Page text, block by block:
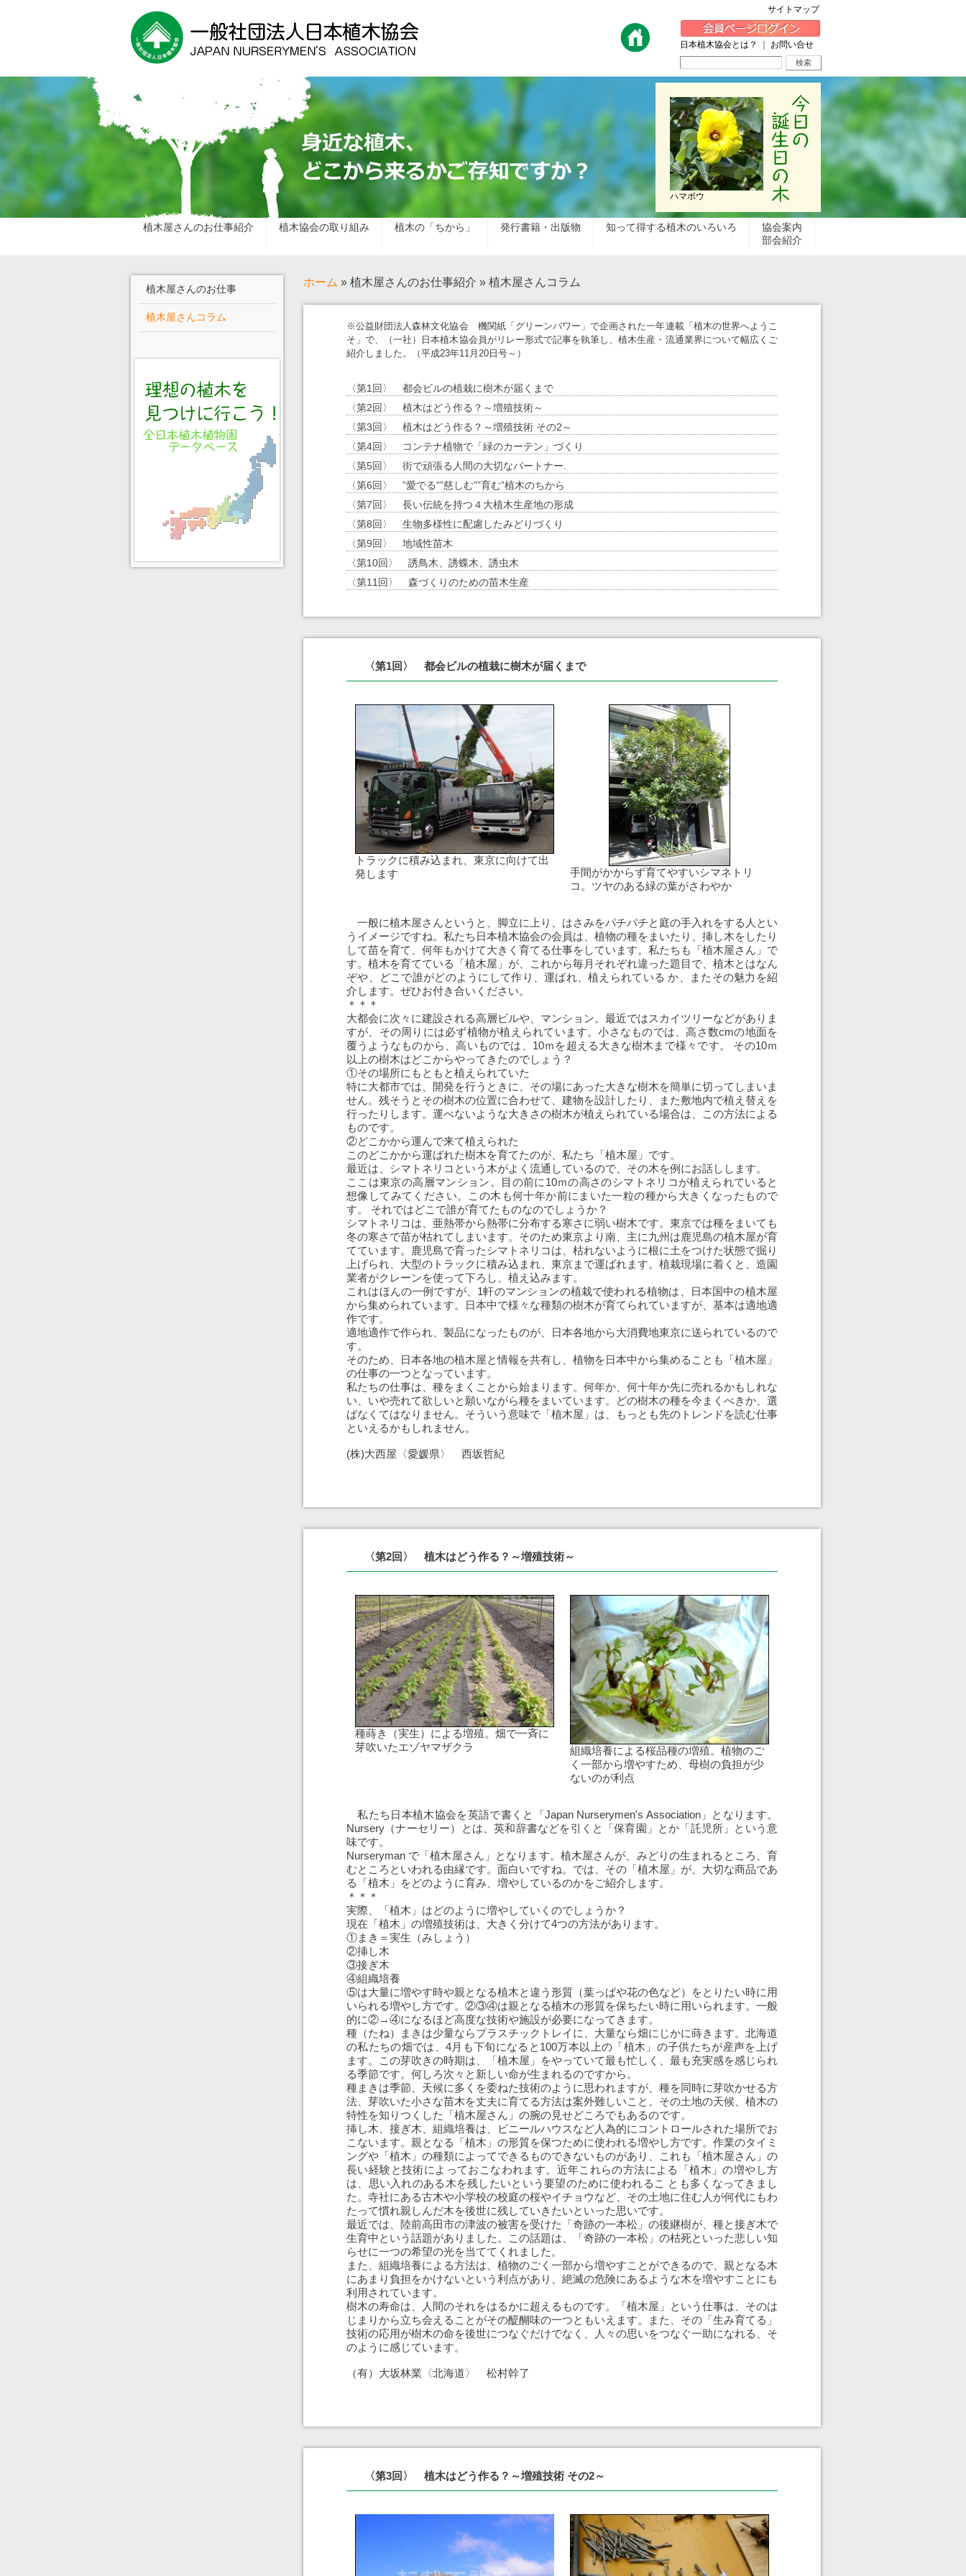
サイトマップ
日本植木協会とは？ お問い合せ
ハマボウ
植木屋さんのお仕事紹介 植木協会の取り組み 植木の「ちから」 発行書籍・出版物 知って得する植木のいろいろ
協会案内
部会紹介
ホーム » 植木屋さんのお仕事紹介 » 植木屋さんコラム
※公益財団法人森林文化協会 機関紙「グリーンパワー」で企画された一年連載「植木の世界へようこ
そ」で、（一社）日本植木協会員がリレー形式で記事を執筆し、植木生産・流通業界について幅広くご
紹介しました。（平成23年11月20日号～）
〈第1回〉 都会ビルの植栽に樹木が届くまで
〈第2回〉 植木はどう作る？～増殖技術～
〈第3回〉 植木はどう作る？～増殖技術 その2～
〈第4回〉 コンテナ植物で「緑のカーテン」づくり
〈第5回〉 街で頑張る人間の大切なパートナー.
〈第6回〉 ”愛でる””慈しむ””育む”植木のちから
〈第7回〉 長い伝統を持つ４大植木生産地の形成
〈第8回〉 生物多様性に配慮したみどりづくり
〈第9回〉 地域性苗木
〈第10回〉 誘鳥木、誘蝶木、誘虫木
〈第11回〉 森づくりのための苗木生産
〈第1回〉 都会ビルの植栽に樹木が届くまで
トラックに積み込まれ、東京に向けて出
発します
手間がかからず育てやすいシマネトリ
コ。ツヤのある緑の葉がさわやか
一般に植木屋さんというと、脚立に上り、はさみをパチパチと庭の手入れをする人とい
うイメージですね。私たち日本植木協会の会員は、植物の種をまいたり、挿し木をしたり
して苗を育て、何年もかけて大きく育てる仕事をしています。私たちも「植木屋さん」で
す。植木を育てている「植木屋」が、これから毎月それぞれ違った題目で、植木とはなん
ぞや、どこで誰がどのようにして作り、運ばれ、植えられている か、またその魅力を紹
介します。ぜひお付き合いください。
＊＊＊
大都会に次々に建設される高層ビルや、マンション。最近ではスカイツリーなどがありま
すが、その周りには必ず植物が植えられています。小さなものでは、高さ数cmの地面を
覆うようなものから、高いものでは、10ｍを超える大きな樹木まで様々です。 その10ｍ
以上の樹木はどこからやってきたのでしょう？
①その場所にもともと植えられていた
特に大都市では、開発を行うときに、その場にあった大きな樹木を簡単に切ってしまいま
せん。残そうとその樹木の位置に合わせて、建物を設計したり、また敷地内で植え替えを
行ったりします。運べないような大きさの樹木が植えられている場合は、この方法による
ものです。
②どこかから運んで来て植えられた
このどこかから運ばれた樹木を育てたのが、私たち「植木屋」です。
最近は、シマトネリコという木がよく流通しているので、その木を例にお話しします。
ここは東京の高層マンション。目の前に10ｍの高さのシマトネリコが植えられていると
想像してみてください。この木も何十年か前にまいた一粒の種から大きくなったもので
す。 それではどこで誰が育てたものなのでしょうか？
シマトネリコは、亜熱帯から熱帯に分布する寒さに弱い樹木です。東京では種をまいても
冬の寒さで苗が枯れてしまいます。そのため東京より南、主に九州は鹿児島の植木屋が育
てています。鹿児島で育ったシマトネリコは、枯れないように根に土をつけた状態で掘り
上げられ、大型のトラックに積み込まれ、東京まで運ばれます。植栽現場に着くと、造園
業者がクレーンを使って下ろし、植え込みます。
これはほんの一例ですが、1軒のマンションの植栽で使われる植物は、日本国中の植木屋
から集められています。日本中で様々な種類の樹木が育てられていますが、基本は適地適
作です。
適地適作で作られ、製品になったものが、日本各地から大消費地東京に送られているので
す。
そのため、日本各地の植木屋と情報を共有し、植物を日本中から集めることも「植木屋」
の仕事の一つとなっています。
私たちの仕事は、種をまくことから始まります。何年か、何十年か先に売れるかもしれな
い、いや売れて欲しいと願いながら種をまいています。どの樹木の種を今まくべきか、選
ばなくてはなりません。そういう意味で「植木屋」は、もっとも先のトレンドを読む仕事
といえるかもしれません。
(株)大西屋〈愛媛県〉 西坂哲紀
〈第2回〉 植木はどう作る？～増殖技術～
種蒔き（実生）による増殖。畑で一斉に
芽吹いたエゾヤマザクラ
組織培養による桜品種の増殖。植物のご
く一部から増やすため、母樹の負担が少
ないのが利点
私たち日本植木協会を英語で書くと「Japan Nurserymen's Association」となります。
Nursery（ナーセリー）とは、英和辞書などを引くと「保育園」とか「託児所」という意
味です。
Nurseryman で「植木屋さん」となります。植木屋さんが、みどりの生まれるところ、育
むところといわれる由縁です。面白いですね。では、その「植木屋」が、大切な商品であ
る「植木」をどのように育み、増やしているのかをご紹介します。
＊＊＊
実際、「植木」はどのように増やしていくのでしょうか？
現在「植木」の増殖技術は、大きく分けて4つの方法があります。
①まき＝実生（みしょう）
②挿し木
③接ぎ木
④組織培養
⑤は大量に増やす時や親となる植木と違う形質（葉っぱや花の色など）をとりたい時に用
いられる増やし方です。②③④は親となる植木の形質を保ちたい時に用いられます。一般
的に②→④になるほど高度な技術や施設が必要になってきます。
種（たね）まきは少量ならプラスチックトレイに、大量なら畑にじかに蒔きます。北海道
の私たちの畑では、4月も下旬になると100万本以上の「植木」の子供たちが産声を上げ
ます。この芽吹きの時期は、「植木屋」をやっていて最も忙しく、最も充実感を感じられ
る季節です。何しろ次々と新しい命が生まれるのですから。
種まきは季節、天候に多くを委ねた技術のように思われますが、種を同時に芽吹かせる方
法、芽吹いた小さな苗木を丈夫に育てる方法は案外難しいこと。その土地の天候、植木の
特性を知りつくした「植木屋さん」の腕の見せどころでもあるのです。
挿し木、接ぎ木、組織培養は、ビニールハウスなど人為的にコントロールされた場所でお
こないます。親となる「植木」の形質を保つために使われる増やし方です。作業のタイミ
ングや「植木」の種類によってできるものできないものがあり、これも「植木屋さん」の
長い経験と技術によっておこなわれます。近年これらの方法による「植木」の増やし方
は、思い入れのある木を残したいという要望のために使われるこ とも多くなってきまし
た。寺社にある古木や小学校の校庭の桜やイチョウなど、その土地に住む人が何代にもわ
たって慣れ親しんだ木を後世に残していきたいといった思いです。
最近では、陸前高田市の津波の被害を受けた「奇跡の一本松」の後継樹が、種と接ぎ木で
生育中という話題がありました。この話題は、「奇跡の一本松」の枯死といった悲しい知
らせに一つの希望の光を当ててくれました。
また、組織培養による方法は、植物のごく一部から増やすことができるので、親となる木
にあまり負担をかけないという利点があり、絶滅の危険にあるような木を増やすことにも
利用されています。
樹木の寿命は、人間のそれをはるかに超えるものです。「植木屋」という仕事は、そのは
じまりから立ち会えることがその醍醐味の一つともいえます。また、その「生み育てる」
技術の応用が樹木の命を後世につなぐだけでなく、人々の思いをつなぐ一助になれる、そ
のように感じています。
（有）大坂林業〈北海道〉 松村幹了
〈第3回〉 植木はどう作る？～増殖技術 その2～
植木屋さんのお仕事
植木屋さんコラム